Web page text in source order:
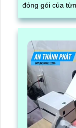
đóng gói của